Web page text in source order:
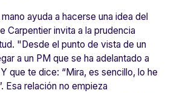
ayuda a hacerse una idea del
Carpentier invita a la prudencia
" Desde el punto de vista de un
a un PM que se ha adelantado a
que te dice: “Mira, es sencillo, lo he
Esa relación no empieza